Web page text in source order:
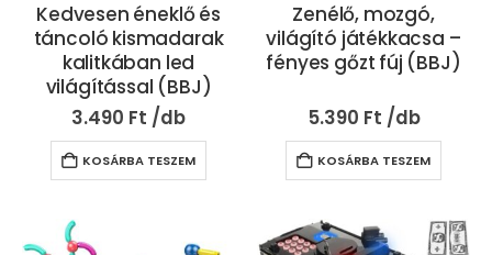
Kedvesen éneklő és
táncoló kismadarak
kalitkában led
világítással (BBJ)
3.490 Ft
KOSÁRBA TESZEM
Zenélő, mozgó,
világító játékkacsa –
fényes gőzt fúj (BBJ)
5.390 Ft
KOSÁRBA TESZEM